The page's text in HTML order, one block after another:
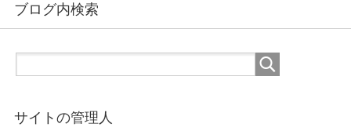
ブログ内検索
サイトの管理人